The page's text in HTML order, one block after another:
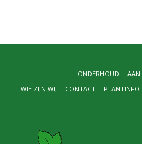
ONDERHOUD
PLANTINFO
CONTACT
WIE ZIJN WIJ